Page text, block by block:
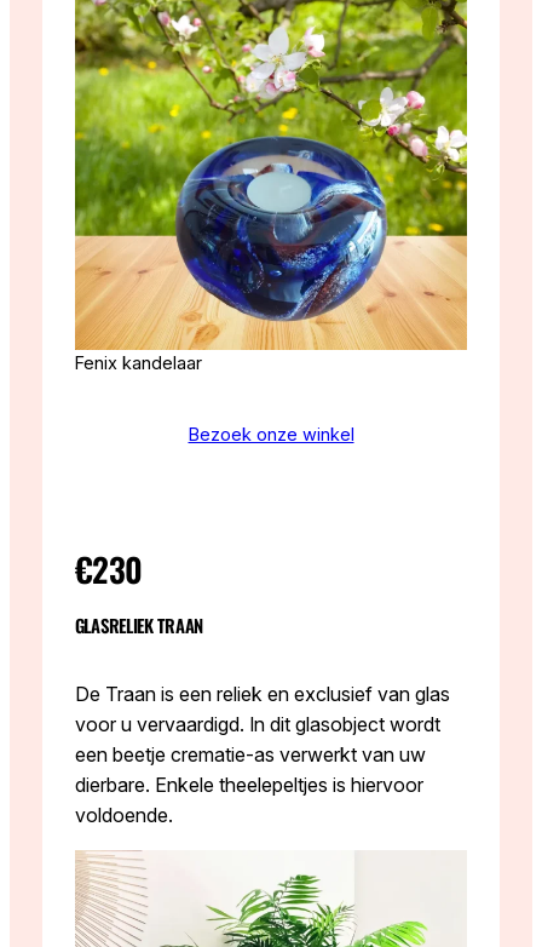
Fenix kandelaar
Bezoek onze winkel
€230
GLASRELIEK TRAAN
De Traan is een reliek en exclusief van glas
voor u vervaardigd. In dit glasobject wordt
een beetje crematie-as verwerkt van uw
dierbare. Enkele theelepeltjes is hiervoor
voldoende.